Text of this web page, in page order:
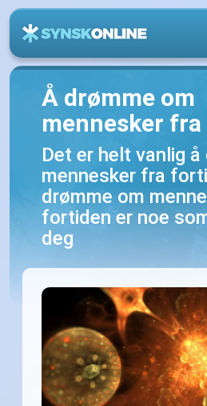
Å drømme om
mennesker
Det er helt vanlig
mennesker fra
drømme om
fortiden er noe
deg